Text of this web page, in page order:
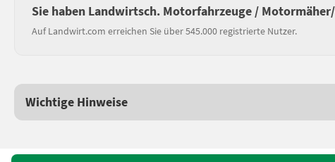
Sie haben Landwirtsch. Motorfahrzeuge /
Auf Landwirt.com erreichen Sie über 545.000 registrierte Nutzer.
Wichtige Hinweise